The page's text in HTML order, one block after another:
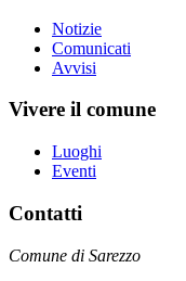
Notizie
Comunicati
Avvisi
Vivere il comune
Luoghi
Eventi
Contatti
Comune di Sarezzo